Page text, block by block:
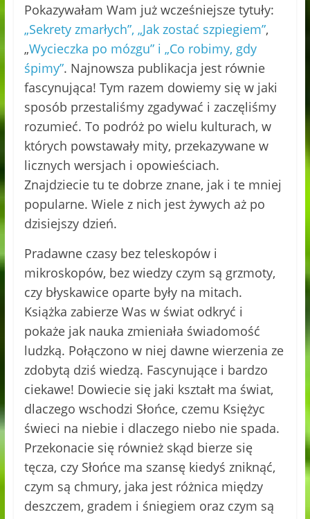
Pokazywałam Wam już wcześniejsze tytuły:
„Sekrety zmarłych”, „Jak zostać szpiegiem”,
„Wycieczka po mózgu” i „Co robimy, gdy
śpimy”. Najnowsza publikacja jest równie
fascynująca! Tym razem dowiemy się w jaki
sposób przestaliśmy zgadywać i zaczęliśmy
rozumieć. To podróż po wielu kulturach, w
których powstawały mity, przekazywane w
licznych wersjach i opowieściach.
Znajdziecie tu te dobrze znane, jak i te mniej
popularne. Wiele z nich jest żywych aż po
dzisiejszy dzień.
Pradawne czasy bez teleskopów i
mikroskopów, bez wiedzy czym są grzmoty,
czy błyskawice oparte były na mitach.
Książka zabierze Was w świat odkryć i
pokaże jak nauka zmieniała świadomość
ludzką. Połączono w niej dawne wierzenia ze
zdobytą dziś wiedzą. Fascynujące i bardzo
ciekawe! Dowiecie się jaki kształt ma świat,
dlaczego wschodzi Słońce, czemu Księżyc
świeci na niebie i dlaczego niebo nie spada.
Przekonacie się również skąd bierze się
tęcza, czy Słońce ma szansę kiedyś zniknąć,
czym są chmury, jaka jest różnica między
deszczem, gradem i śniegiem oraz czym są